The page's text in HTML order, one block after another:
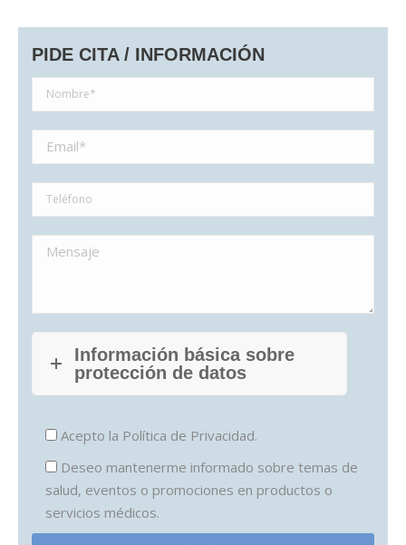
PIDE CITA / INFORMACIÓN
Información básica sobre
protección de datos
Acepto la Política de Privacidad.
Deseo mantenerme informado sobre temas de
salud, eventos o promociones en productos o
servicios médicos.